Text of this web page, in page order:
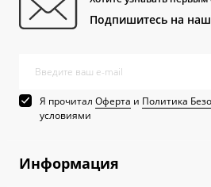
Подпишитесь на
Я прочитал Оферта и Политика
условиями
Информация